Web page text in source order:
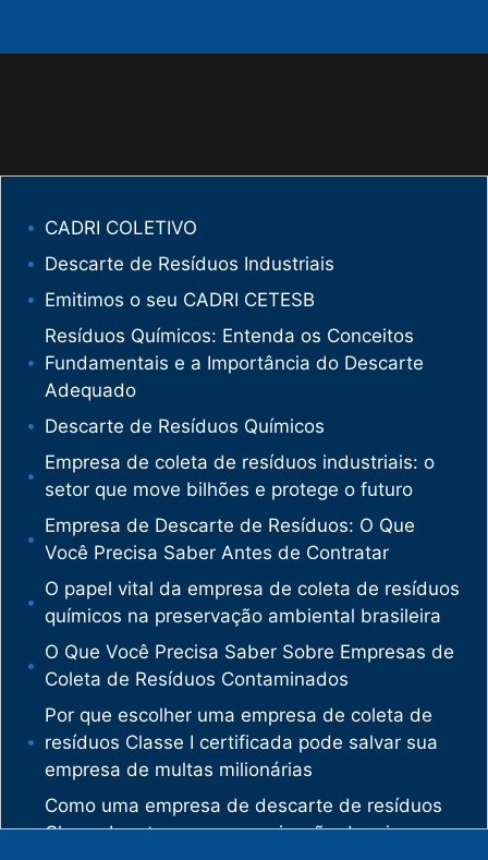
CADRI COLETIVO
Descarte de Resíduos Industriais
Emitimos o seu CADRI CETESB
Resíduos Químicos: Entenda os Conceitos
Fundamentais e a Importância do Descarte
Adequado
Descarte de Resíduos Químicos
Empresa de coleta de resíduos industriais: o
setor que move bilhões e protege o futuro
Empresa de Descarte de Resíduos: O Que
Você Precisa Saber Antes de Contratar
O papel vital da empresa de coleta de resíduos
químicos na preservação ambiental brasileira
O Que Você Precisa Saber Sobre Empresas de
Coleta de Resíduos Contaminados
Por que escolher uma empresa de coleta de
resíduos Classe I certificada pode salvar sua
empresa de multas milionárias
Como uma empresa de descarte de resíduos
Classe I protege sua organização de crimes